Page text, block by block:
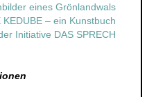
n
s
c
eines Grönlandwals
KEDUBE – ein Kunstbuch
Initiative DAS SPRECH